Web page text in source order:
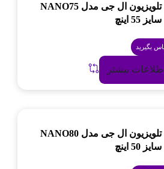
تلویزیون ال جی مدل NANO75
سایز 55 اینچ
بگیرید
بیشتر
تلویزیون ال جی مدل NANO80
سایز 50 اینچ